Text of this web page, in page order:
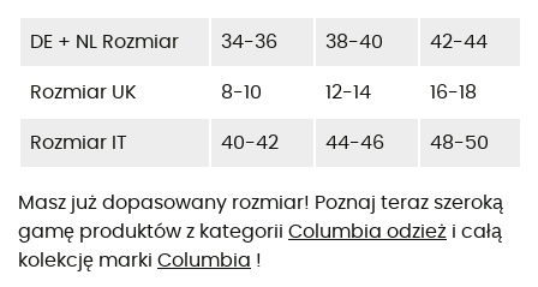
DE + NL Rozmiar 34-36 38-40 42-44
Rozmiar UK 8-10 12-14 16-18
Rozmiar IT 40-42 44-46 48-50
Masz już dopasowany rozmiar! Poznaj teraz szeroką
gamę produktów z kategorii Columbia odzież i całą
kolekcję marki Columbia !